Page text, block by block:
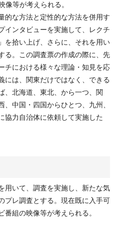
像等が考えられる。
な方法と定性的な方法を併用す
インタビューを実施して、レクチ
を拾い上げ、さらに、それを用い
る。この調査票の作成の際に、先
チにおける様々な理論・知見を応
には、関東だけではなく、できる
、北海道、東北、から一つ、関
中国・四国からひとつ、九州、
協力自治体に依頼して実施した
用いて、調査を実施し、新たな気
プレ調査とする。現在既に入手可
組の映像等が考えられる。